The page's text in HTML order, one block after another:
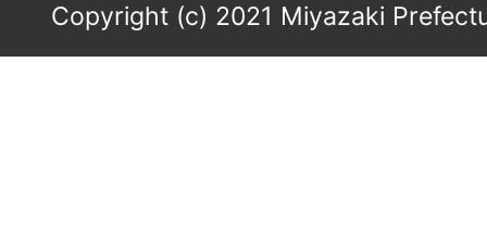
Copyright (c) 2021 Miyazaki